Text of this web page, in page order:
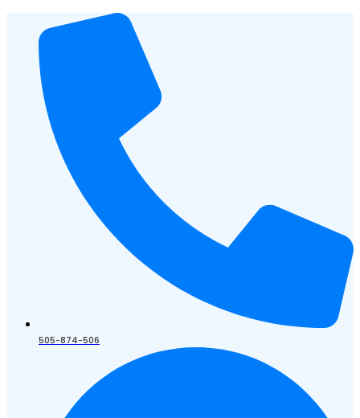
505-874-506